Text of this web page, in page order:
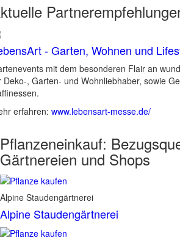
- Garten, Wohnen und
mit dem besonderen Flair an
Deko-, Garten- und Wohnliebhaber, sowie
erfahren: www.lebensart-messe.de/
Pflanzeneinkauf:
Gärtnereien und Shops
Alpine Staudengärtnerei
Alpine Staudengärtnerei